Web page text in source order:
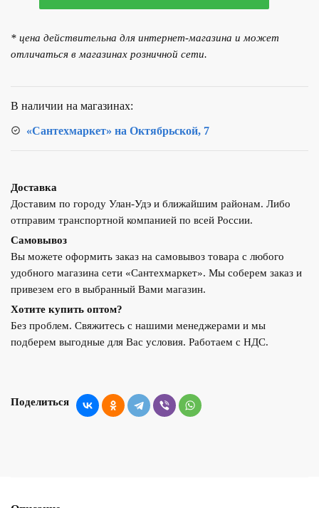
Смеситель
кухни
ELEANTI
* цена действительна для интернет-магазина и может
отличаться в магазинах розничной сети.
В наличии на магазинах:
«Сантехмаркет» на Октябрьской, 7
Доставка
Доставим по городу Улан-Удэ и ближайшим районам. Либо
отправим транспортной компанией по всей России.
Самовывоз
Вы можете оформить заказ на самовывоз товара с любого
удобного магазина сети «Сантехмаркет». Мы соберем заказ и
привезем его в выбранный Вами магазин.
Хотите купить оптом?
Без проблем. Свяжитесь с нашими менеджерами и мы
подберем выгодные для Вас условия. Работаем с НДС.
Поделиться